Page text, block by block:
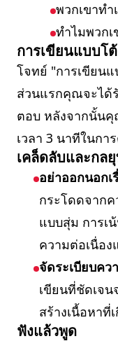
พวกเขาทำ
ทำไมพวกเ
การเขียนแบบโ
โจทย์ "การเขียน
ส่วนแรกคุณจะได้
ตอบ หลังจากนั้น
เวลา 3 นาทีในกา
เคล็ดลับและกล
อย่าออกนอกเ
กระโดดจาก
แบบสุ่ม การเ
ความต่อเนื่อ
จัดระเบียบค
เขียนที่ชัดเจ
สร้างเนื้อหาที่
ฟังแล้วพูด